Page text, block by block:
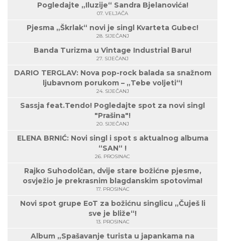
Pogledajte „Iluzije“ Sandra Bjelanovića!
07. VELJAČA
Pjesma „Škrlak“ novi je singl Kvarteta Gubec!
28. SIJEČANJ
Banda Turizma u Vintage Industrial Baru!
27. SIJEČANJ
DARIO TERGLAV: Nova pop-rock balada sa snažnom
ljubavnom porukom – „Tebe voljeti“!
24. SIJEČANJ
Sassja feat.Tendo! Pogledajte spot za novi singl
"Prašina"!
20. SIJEČANJ
ELENA BRNIĆ: Novi singl i spot s aktualnog albuma
“SAN“ !
26. PROSINAC
Rajko Suhodolčan, dvije stare božićne pjesme,
osvježio je prekrasnim blagdanskim spotovima!
17. PROSINAC
Novi spot grupe EoT za božićnu singlicu „Čuješ li
sve je bliže“!
13. PROSINAC
Album „Spašavanje turista u japankama na